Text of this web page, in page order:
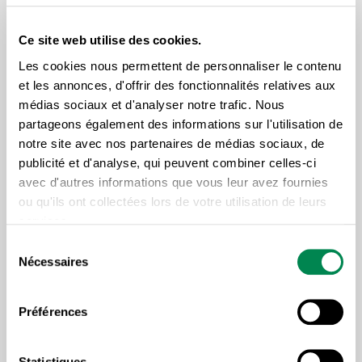
Ce site web utilise des cookies.
Les cookies nous permettent de personnaliser le contenu
et les annonces, d'offrir des fonctionnalités relatives aux
médias sociaux et d'analyser notre trafic. Nous
partageons également des informations sur l'utilisation de
notre site avec nos partenaires de médias sociaux, de
publicité et d'analyse, qui peuvent combiner celles-ci
avec d'autres informations que vous leur avez fournies
ou qu'ils ont collectées lors de votre utilisation de leurs
Nécessaires
Préférences
est révisée régulièrement par des Commissions
citoyennes sur la politique commerciale; en octobre
2007, le gouvernement du Costa Rica a tenu un
référendum national pour recueillir le point de vue
des citoyens et citoyennes sur l’Accord de libre-
échange République Dominicaine-Amérique
centrale (DR-CAFTA).
accords de commerce et d’investissements, c’est
sûrement le fait que l’accord Canada-UE aura un
provinciale ainsi que sur la marge de manœuvre